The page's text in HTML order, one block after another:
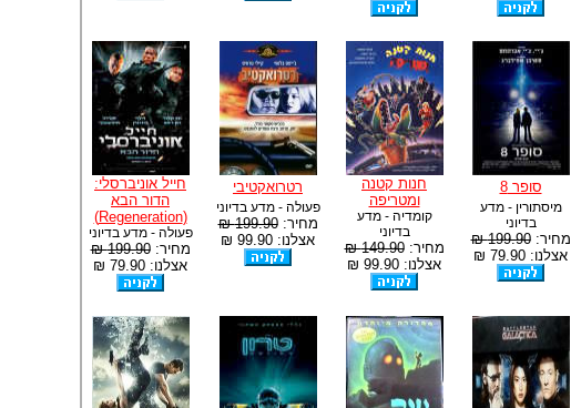
סופר 8
מיסתורין - מדע
בדיוני
מחיר:199.90 ₪
אצלנו: 79.90 ₪
חנות קטנה
ומטריפה
קומדיה - מדע
בדיוני
מחיר:149.90 ₪
אצלנו: 99.90 ₪
רטרואקטיבי
פעולה - מדע בדיוני
מחיר:199.90 ₪
אצלנו: 99.90 ₪
חייל אוניברסלי:
הדור הבא
(Regeneration)
פעולה - מדע בדיוני
מחיר:199.90 ₪
אצלנו: 79.90 ₪